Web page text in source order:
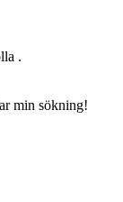
.
min sökning!